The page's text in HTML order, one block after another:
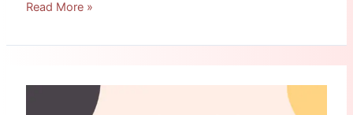
Read More »